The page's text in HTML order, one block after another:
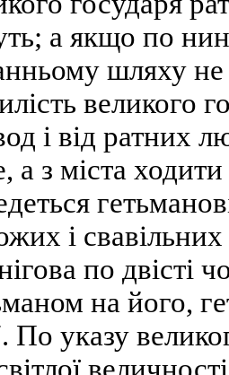
а якщо по
шляху не
великого
і від ратних
а з міста
і
по двісті
на його,
По указу